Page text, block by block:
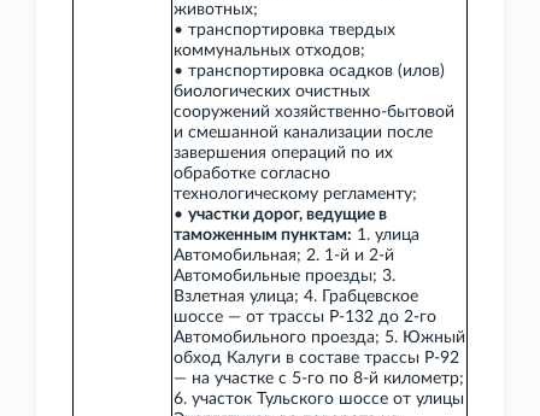
животных;
• транспортировка твердых
коммунальных отходов;
• транспортировка осадков (илов)
биологических очистных
сооружений хозяйственно-бытовой
и смешанной канализации после
завершения операций по их
обработке согласно
технологическому регламенту;
• участки дорог, ведущие в
таможенным пунктам: 1. улица
Автомобильная; 2. 1-й и 2-й
Автомобильные проезды; 3.
Взлетная улица; 4. Грабцевское
шоссе — от трассы Р-132 до 2-го
Автомобильного проезда; 5. Южный
обход Калуги в составе трассы Р-92
— на участке с 5-го по 8-й километр;
6. участок Тульского шоссе от улицы